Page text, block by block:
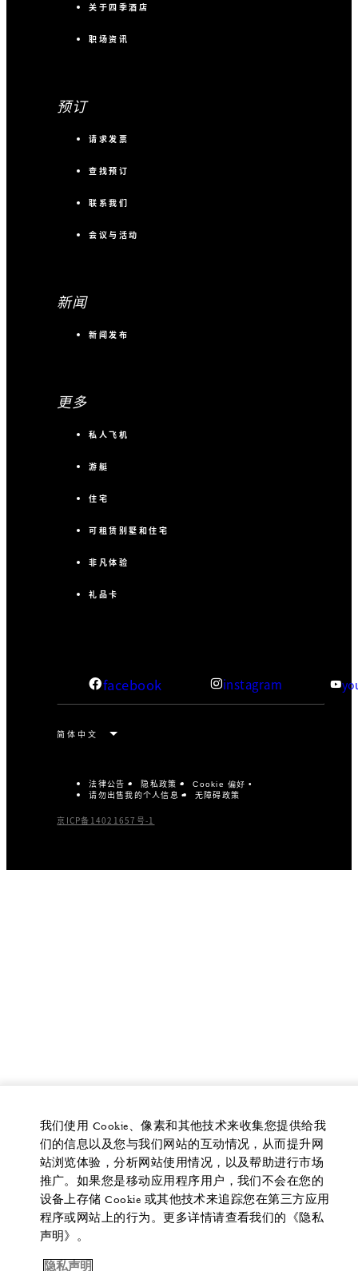
关于四季酒店
职场资讯
预订
请求发票
查找预订
联系我们
会议与活动
新闻
新闻发布
更多
私人飞机
游艇
住宅
可租赁别墅和住宅
非凡体验
礼品卡
facebook instagram
法律公告 隐私政策 Cookie 偏好
请勿出售我的个人信息 无障碍政策
京ICP备14021657号-1
我们使用 Cookie、像素和其他技术来收集您提供给我
们的信息以及您与我们网站的互动情况，从而提升网
站浏览体验，分析网站使用情况，以及帮助进行市场
推广。如果您是移动应用程序用户，我们不会在您的
设备上存储 Cookie 或其他技术来追踪您在第三方应用
程序或网站上的行为。更多详情请查看我们的《隐私
声明》。
隐私声明